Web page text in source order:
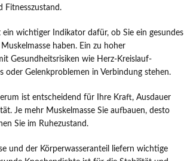
Fitnesszustand.
wichtiger Indikator dafür, ob Sie ein gesundes
haben. Ein zu hoher
Gesundheitsrisiken wie Herz-Kreislauf-
oder Gelenkproblemen in Verbindung stehen.
ist entscheidend für Ihre Kraft, Ausdauer
Je mehr Muskelmasse Sie aufbauen, desto
Sie im Ruhezustand.
und der Körperwasseranteil liefern wichtige